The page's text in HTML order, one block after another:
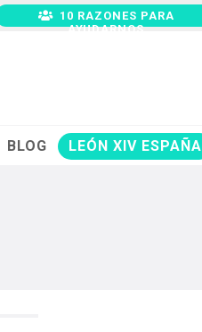
10 RAZONES PARA
AYUDARNOS
BLOG LEÓN XIV ESPAÑA